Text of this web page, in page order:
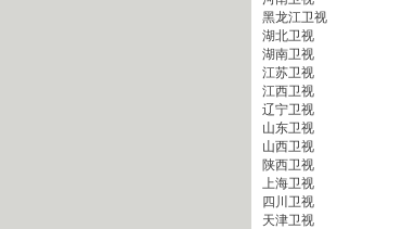
黑龙江卫视
湖北卫视
湖南卫视
江苏卫视
江西卫视
辽宁卫视
山东卫视
山西卫视
陕西卫视
上海卫视
四川卫视
天津卫视